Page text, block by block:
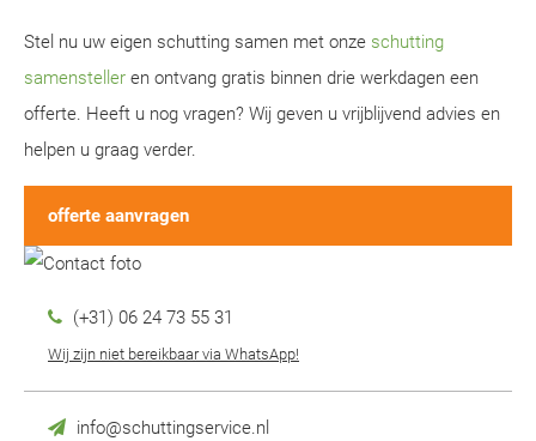
Stel nu uw eigen schutting samen met onze schutting
samensteller en ontvang gratis binnen drie werkdagen een
offerte. Heeft u nog vragen? Wij geven u vrijblijvend advies en
helpen u graag verder.
offerte aanvragen
(+31) 06 24 73 55 31
Wij zijn niet bereikbaar via WhatsApp!
info@schuttingservice.nl